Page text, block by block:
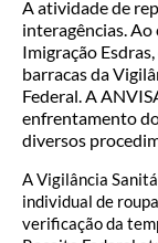
A atividade de
interagências. Ao
Imigração
barracas da
Federal. A
enfrentamento
diversos
A Vigilância
individual de
verificação da